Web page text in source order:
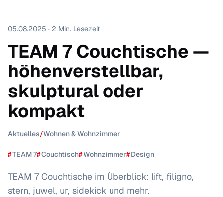
05.08.2025 · 2 Min. Lesezeit
TEAM 7 Couchtische —
höhenverstellbar,
skulptural oder
kompakt
Aktuelles/Wohnen & Wohnzimmer
#TEAM 7#Couchtisch#Wohnzimmer#Design
TEAM 7 Couchtische im Überblick: lift, filigno,
stern, juwel, ur, sidekick und mehr.